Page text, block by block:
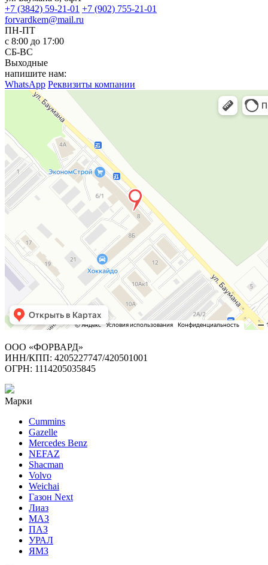
+7 (3842) 59-21-01 +7 (902) 755-21-01
forvardkem@mail.ru
ПН-ПТ
с 8:00 до 17:00
СБ-ВС
Выходные
напишите нам:
WhatsApp Реквизиты компании
ООО «ФОРВАРД»
ИНН/КПП: 4205227747/420501001
ОГРН: 1114205035845
Марки
Cummins
Gazelle
Mercedes Benz
NEFAZ
Shacman
Volvo
Weichai
Газон Next
Лиаз
МАЗ
ПАЗ
УРАЛ
ЯМЗ